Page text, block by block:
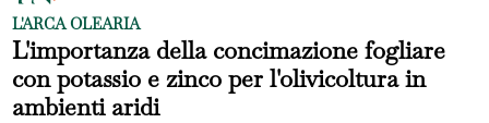
L'ARCA OLEARIA
L'importanza della concimazione fogliare
con potassio e zinco per l'olivicoltura in
ambienti aridi